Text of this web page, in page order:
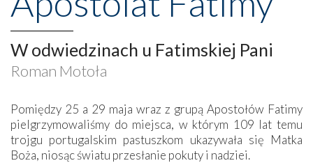
W odwiedzinach u Fatimskiej Pani
Roman Motoła
Pomiędzy 25 a 29 maja wraz z grupą Apostołów Fatimy
pielgrzymowaliśmy do miejsca, w którym 109 lat temu
trojgu portugalskim pastuszkom ukazywała się Matka
Boża, niosąc światu przesłanie pokuty i nadziei.